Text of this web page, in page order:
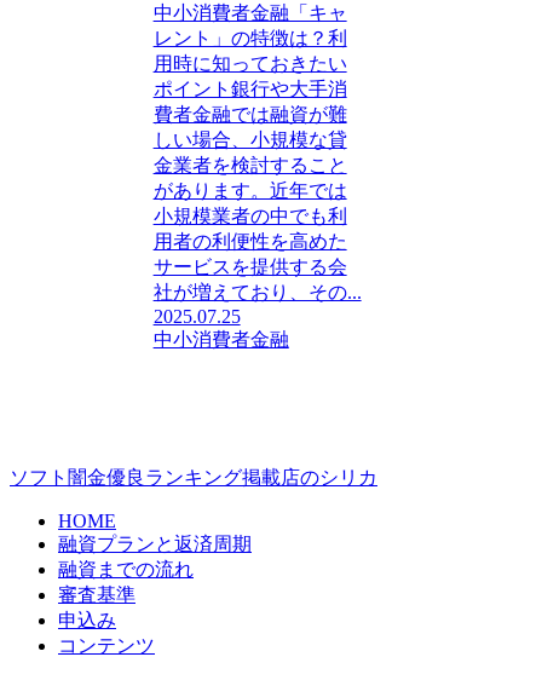
中小消費者金融「キャ
レント」の特徴は？利
用時に知っておきたい
ポイント銀行や大手消
費者金融では融資が難
しい場合、小規模な貸
金業者を検討すること
があります。近年では
小規模業者の中でも利
用者の利便性を高めた
サービスを提供する会
社が増えており、その...
2025.07.25
中小消費者金融
ソフト闇金優良ランキング掲載店のシリカ
HOME
融資プランと返済周期
融資までの流れ
審査基準
申込み
コンテンツ